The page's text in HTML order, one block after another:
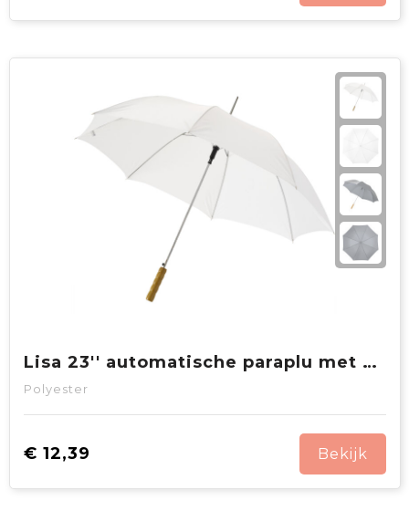
Lisa 23'' automatische paraplu met houten handvat
Polyester
€ 12,39 Bekijk